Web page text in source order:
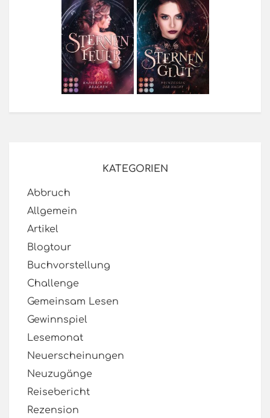
KATEGORIEN
Abbruch
Allgemein
Artikel
Blogtour
Buchvorstellung
Challenge
Gemeinsam Lesen
Gewinnspiel
Lesemonat
Neuerscheinungen
Neuzugänge
Reisebericht
Rezension